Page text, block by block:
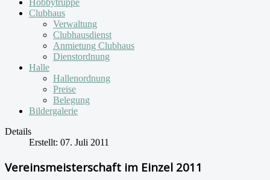
Hobbytruppe
Clubhaus
Verwaltung
Clubhausdienst
Anmietung Clubhaus
Dienstordnung
Halle
Hallenordnung
Preise
Belegung
Bildergalerie
Details
Erstellt: 07. Juli 2011
Vereinsmeisterschaft im Einzel 2011